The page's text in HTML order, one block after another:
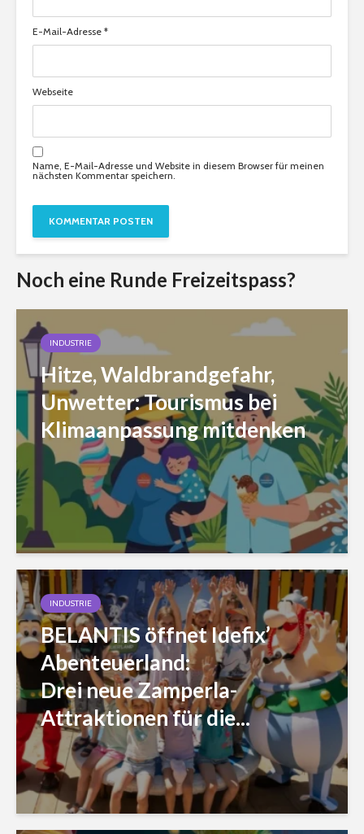
E-Mail-Adresse *
Webseite
Name, E-Mail-Adresse und Website in diesem Browser für meinen
nächsten Kommentar speichern.
Noch eine Runde Freizeitspass?
INDUSTRIE
Hitze, Waldbrandgefahr,
Unwetter: Tourismus bei
Klimaanpassung mitdenken
INDUSTRIE
BELANTIS öffnet Idefix’
Abenteuerland:
Drei neue Zamperla-
Attraktionen für die...